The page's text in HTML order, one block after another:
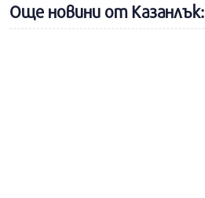
Още новини от Казанлък: